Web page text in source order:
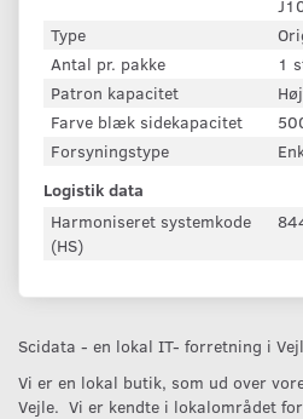
Type
Antal pr. pakke
1
Patron kapacitet
Farve blæk sidekapacitet
Forsyningstype
Logistik data
Harmoniseret systemkode
(HS)
Scidata - en lokal IT- forretning i
Vi er en lokal butik, som ud over
Vejle. Vi er kendte i lokalområdet